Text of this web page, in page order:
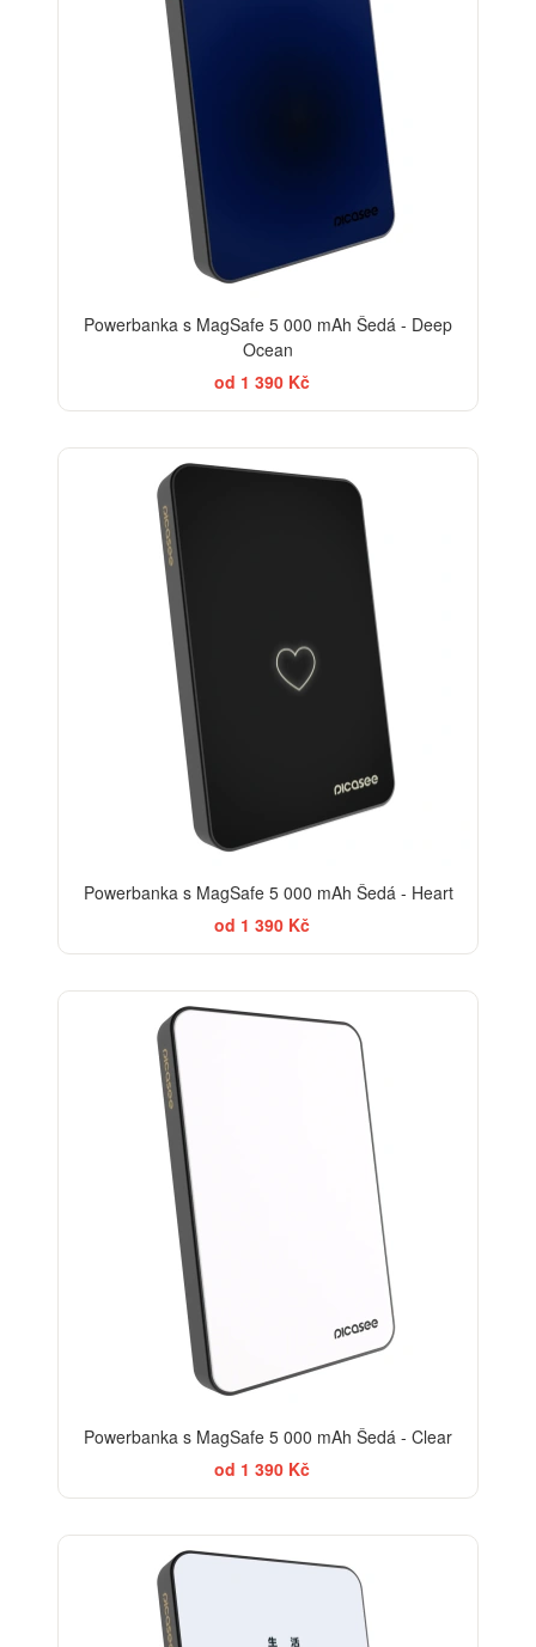
Powerbanka s MagSafe 5 000 mAh Šedá - Deep
Ocean
od 1 390 Kč
Powerbanka s MagSafe 5 000 mAh Šedá - Heart
od 1 390 Kč
Powerbanka s MagSafe 5 000 mAh Šedá - Clear
od 1 390 Kč